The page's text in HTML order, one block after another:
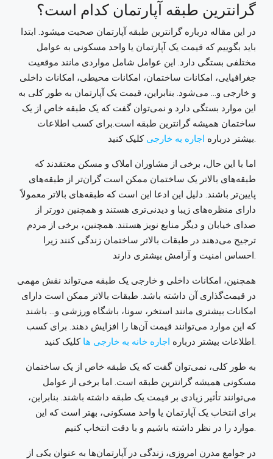
گرانترین طبقه آپارتمان کدام است؟
در این مقاله درباره گرانترین طبقه آپارتمان صحبت میشود. ابتدا
باید بگوییم که قیمت یک آپارتمان یا واحد مسکونی به عوامل
مختلفی بستگی دارد. این عوامل شامل مواردی مانند موقعیت
جغرافیایی، امکانات ساختمان، امکانات محیطی، امکانات داخلی
و خارجی و… می‌شود. بنابراین، قیمت یک آپارتمان به طور کلی به
این موارد بستگی دارد و نمی‌توان گفت که یک طبقه خاص از یک
ساختمان همیشه گرانترین طبقه است. برای کسب اطلاعات
بیشتر درباره اجاره به خارجی
اما با این حال، برخی از مشاوران املاک و مسکن معتقدند که
طبقه‌های بالاتر یک ساختمان ممکن است گران‌تر از طبقه‌های
پایین‌تر باشند. دلیل این ادعا این است که طبقه‌های بالاتر معمولاً
دارای منظره‌های زیبا و دیدنی‌تری هستند و همچنین دورتر از
صدای خیابان و دیگر منابع نویز هستند. همچنین، برخی از مردم
ترجیح می‌دهند در طبقات بالاتر ساختمان زندگی کنند زیرا
همچنین، امکانات داخلی و خارجی یک طبقه می‌تواند نقش مهمی
در قیمت‌گذاری آن داشته باشد. طبقات بالاتر ممکن است دارای
امکانات بیشتری مانند استخر، سونا، باشگاه ورزشی و… باشند
که این موارد می‌توانند قیمت آن‌ها را افزایش دهند. برای کسب
اطلاعات بیشتر درباره اجاره خانه به خارجی ها
به طور کلی، نمی‌توان گفت که یک طبقه خاص از یک ساختمان
مسکونی همیشه گرانترین طبقه است. اما برخی از عوامل
می‌توانند تأثیر زیادی بر قیمت یک طبقه داشته باشند. بنابراین،
برای انتخاب یک آپارتمان یا واحد مسکونی، بهتر است که این
در جوامع مدرن امروزی، زندگی در آپارتمان‌ها به عنوان یکی از